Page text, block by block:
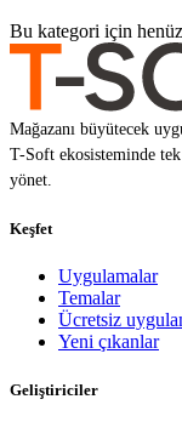
Bu kategori için
Mağazanı büyütecek
T-Soft ekosisteminde
yönet.
Keşfet
Uygulamalar
Temalar
Ücretsiz
Yeni çıkanlar
Geliştiriciler